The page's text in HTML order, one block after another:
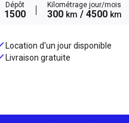
Dépôt
1500
Kilométrage jour/mois
300 km / 4500 km
Location d'un jour disponible
Livraison gratuite